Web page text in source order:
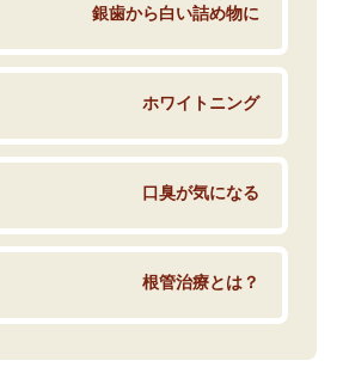
銀歯から白い詰め物に
ホワイトニング
口臭が気になる
根管治療とは？